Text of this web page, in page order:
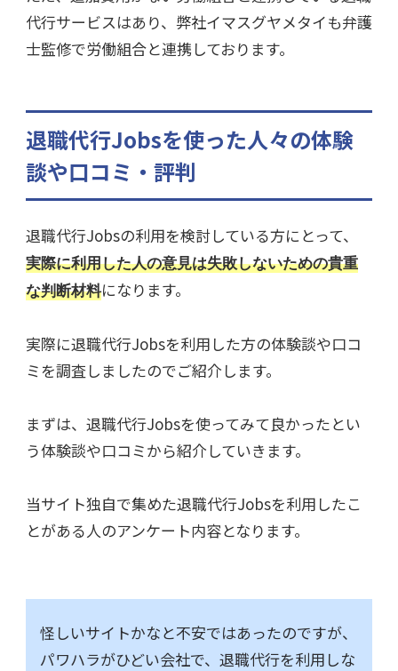
代行サービスはあり、弊社イマスグヤメタイも弁護
士監修で労働組合と連携しております。
退職代行Jobsを使った人々の体験
談や口コミ・評判
退職代行Jobsの利用を検討している方にとって、
実際に利用した人の意見は失敗しないための貴重
な判断材料になります。
実際に退職代行Jobsを利用した方の体験談や口コ
ミを調査しましたのでご紹介します。
まずは、退職代行Jobsを使ってみて良かったとい
う体験談や口コミから紹介していきます。
当サイト独自で集めた退職代行Jobsを利用したこ
とがある人のアンケート内容となります。
怪しいサイトかなと不安ではあったのですが、
パワハラがひどい会社で、退職代行を利用しな